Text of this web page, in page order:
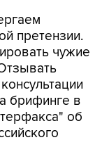
претензии.
чужие
брифинге в
об